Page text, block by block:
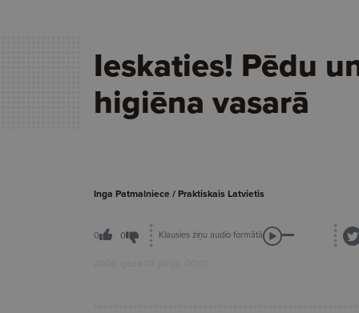
Ieskaties! Pēdu
higiēna vasarā
Inga Patmalniece / Praktiskais Latvietis
0 0 Klausies ziņu audio formātā
2026. gada 07. jūnijs, 00:01